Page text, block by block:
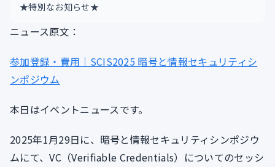
★特別なお知らせ★
ニュース原文：
参加登録・費用｜SCIS2025 暗号と情報セキュリティシ
ンポジウム
本日はイベントニュースです。
2025年1月29日に、暗号と情報セキュリティシンポジウ
ムにて、VC（Verifiable Credentials）についてのセッシ